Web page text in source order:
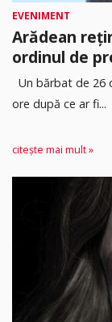
EVENIMENT
Arădean
ordinul de
Un bărbat de 26
ore după ce ar fi...
citește mai mult »